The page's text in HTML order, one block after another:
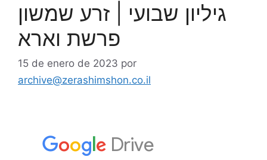
גיליון שבועי | זרע שמשון
פרשת וארא
15 de enero de 2023 por
archive@zerashimshon.co.il